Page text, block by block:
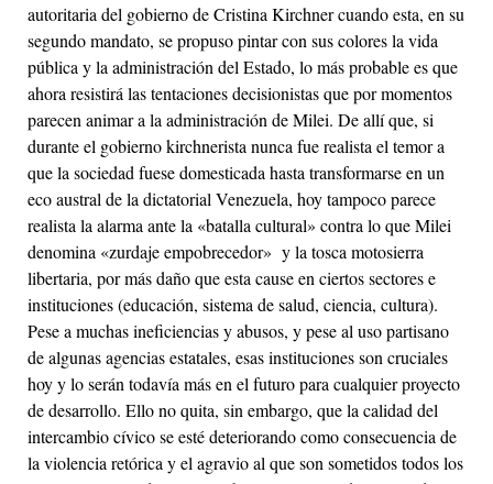
autoritaria del gobierno de Cristina Kirchner cuando esta, en su
segundo mandato, se propuso pintar con sus colores la vida
pública y la administración del Estado, lo más probable es que
ahora resistirá las tentaciones decisionistas que por momentos
parecen animar a la administración de Milei. De allí que, si
durante el gobierno kirchnerista nunca fue realista el temor a
que la sociedad fuese domesticada hasta transformarse en un
eco austral de la dictatorial Venezuela, hoy tampoco parece
realista la alarma ante la «batalla cultural» contra lo que Milei
denomina «zurdaje empobrecedor» y la tosca motosierra
libertaria, por más daño que esta cause en ciertos sectores e
instituciones (educación, sistema de salud, ciencia, cultura).
Pese a muchas ineficiencias y abusos, y pese al uso partisano
de algunas agencias estatales, esas instituciones son cruciales
hoy y lo serán todavía más en el futuro para cualquier proyecto
de desarrollo. Ello no quita, sin embargo, que la calidad del
intercambio cívico se esté deteriorando como consecuencia de
la violencia retórica y el agravio al que son sometidos todos los